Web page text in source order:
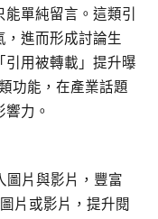
單純留言。這類引
，進而形成討論生
引用被轉載」提升曝
功能，在產業話題
力。
圖片與影片，豐富
片或影片，提升閱